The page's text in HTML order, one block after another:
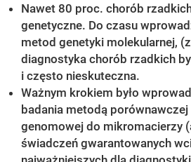
Nawet 80 proc. chorób
genetyczne. Do czasu
metod genetyki molekularnej,
diagnostyka chorób rzadkich
i często nieskuteczna.
Ważnym krokiem było
badania metodą
genomowej do mikromacierzy
świadczeń gwarantowanych